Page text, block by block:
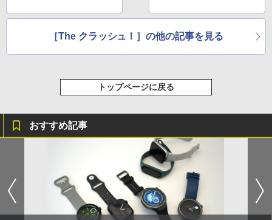
［The クラッシュ！］の他の記事を見る
トップページに戻る
おすすめ記事